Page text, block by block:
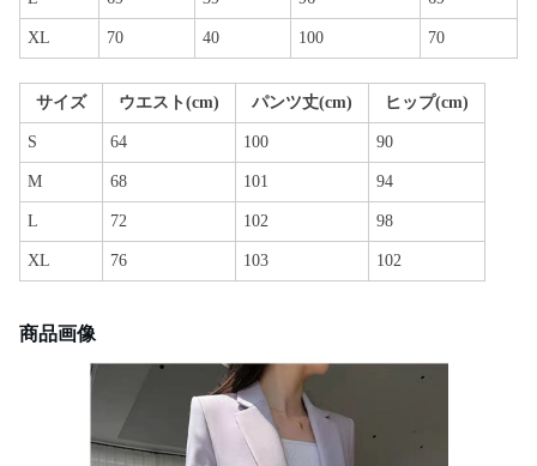
XL 70 40 100 70
サイズ ウエスト(cm) パンツ丈(cm) ヒップ(cm)
S 64 100 90
M 68 101 94
L 72 102 98
XL 76 103 102
商品画像